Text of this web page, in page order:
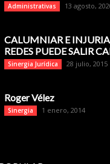
Administrativas 13 agosto,
CALUMNIAR E
REDES PUEDE SALIR
Sinergia Jurídica 28 julio, 2015
Roger Vélez
Sinergia 1 enero, 2014